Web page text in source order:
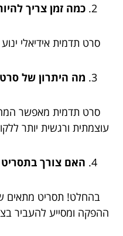
כמה זמן צריך
סרט תדמית אידיאלי ינוע בין 1 ל-3
מה היתרון של
סרט תדמית מאפשר
עוצמתית ורגשית יותר
האם צורך
בהחלט! תסריט מתאים
ההפקה ומסייע להעביר